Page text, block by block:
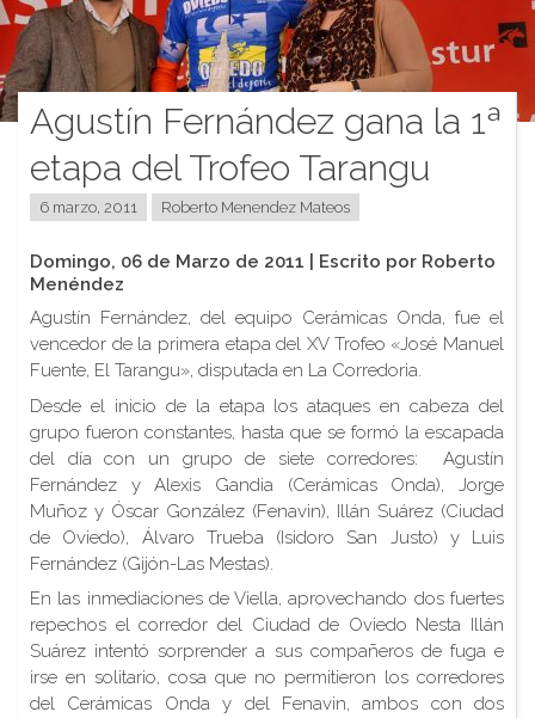
Agustín Fernández gana la 1ª
etapa del Trofeo Tarangu
6 marzo, 2011 Roberto Menendez Mateos
Domingo, 06 de Marzo de 2011 | Escrito por Roberto
Menéndez
Agustín Fernández, del equipo Cerámicas Onda, fue el
vencedor de la primera etapa del XV Trofeo «José Manuel
Fuente, El Tarangu», disputada en La Corredoria.
Desde el inicio de la etapa los ataques en cabeza del
grupo fueron constantes, hasta que se formó la escapada
del día con un grupo de siete corredores: Agustín
Fernández y Alexis Gandia (Cerámicas Onda), Jorge
Muñoz y Óscar González (Fenavin), Illán Suárez (Ciudad
de Oviedo), Álvaro Trueba (Isidoro San Justo) y Luis
Fernández (Gijón-Las Mestas).
En las inmediaciones de Viella, aprovechando dos fuertes
repechos el corredor del Ciudad de Oviedo Nesta Illán
Suárez intentó sorprender a sus compañeros de fuga e
irse en solitario, cosa que no permitieron los corredores
del Cerámicas Onda y del Fenavin, ambos con dos